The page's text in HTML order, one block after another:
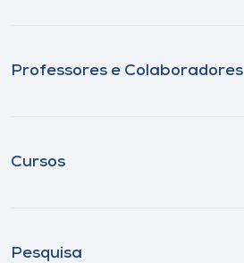
Professores e Colaboradores
Cursos
Pesquisa